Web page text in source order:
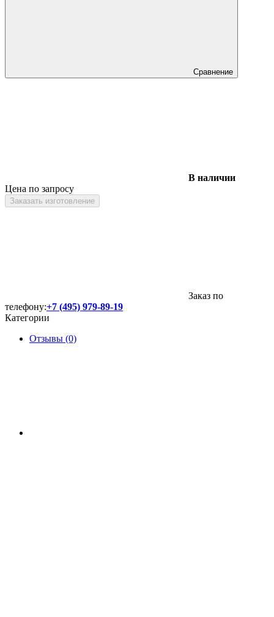
Сравнение
В наличии
Цена по запросу
Заказать изготовление
Заказ по
телефону:+7 (495) 979-89-19
Категории
Отзывы (0)